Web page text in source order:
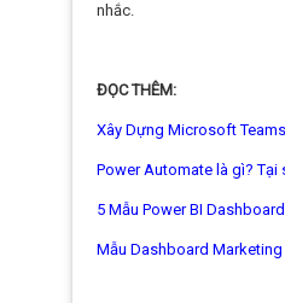
nhắc.
ĐỌC THÊM:
Xây Dựng Microsoft
Power Automate là gì?
5 Mẫu Power BI
Mẫu Dashboard Marketing